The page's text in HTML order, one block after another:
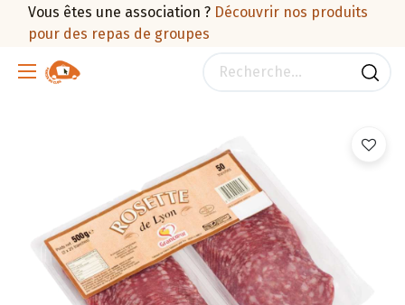
Vous êtes une association ? Découvrir nos produits
pour des repas de groupes